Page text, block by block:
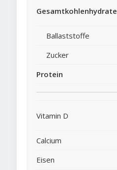
Gesamtkohlenhydrate
Ballaststoffe
Zucker
Protein
Vitamin D
Calcium
Eisen